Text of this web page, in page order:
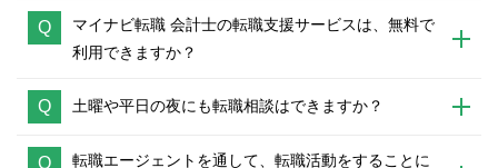
Q
マイナビ転職 会計士の転職支援サービスは、無料で
利用できますか？
Q 土曜や平日の夜にも転職相談はできますか？
Q
転職エージェントを通して、転職活動をすることに